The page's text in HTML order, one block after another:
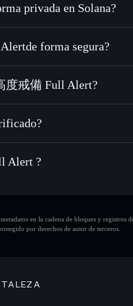
para SOL, USDC o miles de
a lo largo del tiempo
sin vincular públicamente las
en una cartera sin custodia
privada en Solana?
forma segura?
cartera sin
度戒備 Full Alert?
戒備 Full Alert
Alert ?
Alert
en la cadena de bloques y registros
por derechos de autor de terceros.